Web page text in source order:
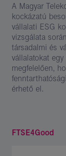
A Magyar
kockázatú
vállalati ESG
vizsgálata
társadalmi és
vállalatokat
megfelelően,
érhető el.
FTSE4Good